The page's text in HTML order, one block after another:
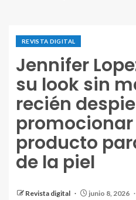
REVISTA DIGITAL
Jennifer
su look sin
recién
producto
de la piel
Revista digital junio 8, 2026